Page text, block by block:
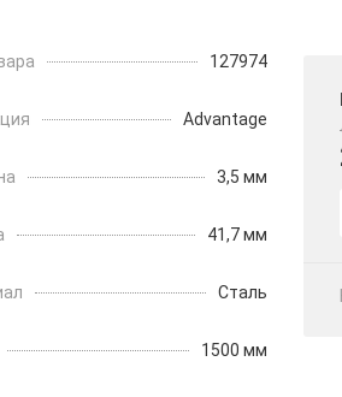
127974
Advantage
3,5 мм
41,7 мм
Сталь
1500 мм